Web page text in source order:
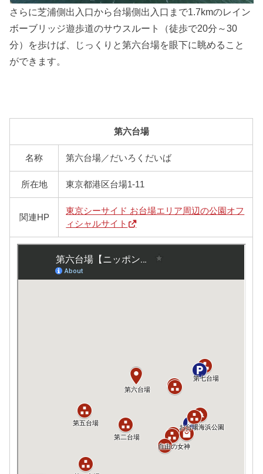
さらに芝浦側出入口から台場側出入口まで1.7kmのレイン
ボーブリッジ遊歩道のサウスルート（徒歩で20分～30
分）を歩けば、じっくりと第六台場を眼下に眺めること
ができます。
第六台場
名称 第六台場／だいろくだいば
所在地 東京都港区台場1-11
関連HP
東京シーサイド お台場エリア周辺の公園オフ
ィシャルサイト